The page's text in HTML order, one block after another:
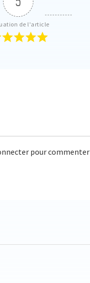
de l'article
pour commenter